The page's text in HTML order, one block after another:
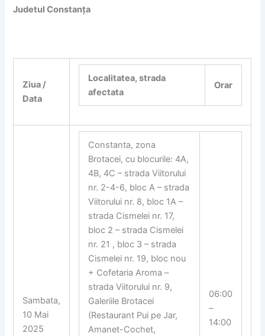
Judetul Constanța
Ziua /
Data
Localitatea, strada
afectata
Orar
Sambata,
10 Mai
2025
Constanta, zona
Brotacei, cu blocurile: 4A,
4B, 4C – strada Viitorului
nr. 2-4-6, bloc A – strada
Viitorului nr. 8, bloc 1A –
strada Cismelei nr. 17,
bloc 2 – strada Cismelei
nr. 21 , bloc 3 – strada
Cismelei nr. 19, bloc nou
+ Cofetaria Aroma –
strada Viitorului nr. 9,
Galeriile Brotacei
(Restaurant Pui pe Jar,
Amanet-Cochet,
06:00
–
14:00